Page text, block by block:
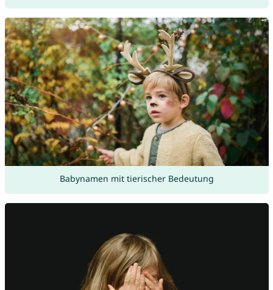
Babynamen mit tierischer Bedeutung